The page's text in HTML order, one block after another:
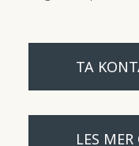
TA
LES